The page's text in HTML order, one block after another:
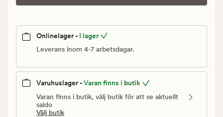
Onlinelager - I lager
Leverans inom 4-7 arbetsdagar.
Varuhuslager -Varan finns i butik
Varan finns i butik, välj butik för att se aktuellt
saldo
Välj butik